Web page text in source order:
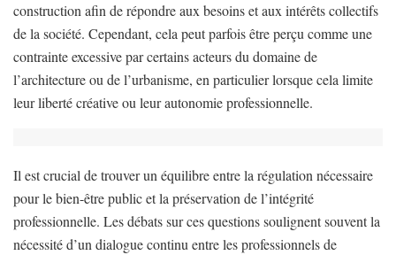
construction afin de répondre aux besoins et aux intérêts collectifs
de la société. Cependant, cela peut parfois être perçu comme une
contrainte excessive par certains acteurs du domaine de
l’architecture ou de l’urbanisme, en particulier lorsque cela limite
leur liberté créative ou leur autonomie professionnelle.
Il est crucial de trouver un équilibre entre la régulation nécessaire
pour le bien-être public et la préservation de l’intégrité
professionnelle. Les débats sur ces questions soulignent souvent la
nécessité d’un dialogue continu entre les professionnels de